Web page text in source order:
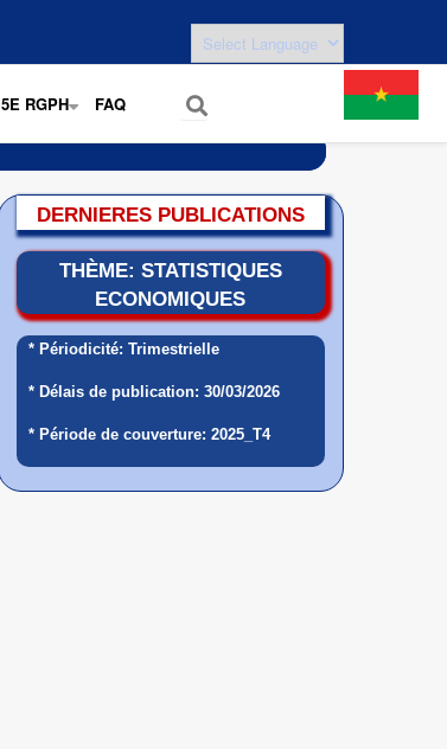
+
5E RGPH FAQ
DERNIERES PUBLICATIONS
THÈME: STATISTIQUES
ECONOMIQUES
* Périodicité: Trimestrielle
* Délais de publication: 30/03/2026
* Période de couverture: 2025_T4